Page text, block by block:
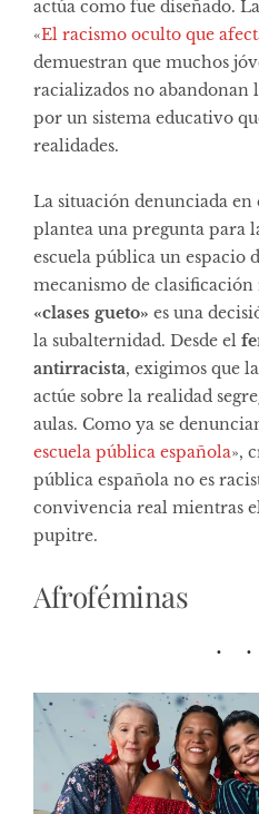
actúa como fue diseñado.
«El racismo oculto que
demuestran que muchos
racializados no abandonan
por un sistema educativo
realidades.
La situación denunciada en
plantea una pregunta para
escuela pública un espacio
mecanismo de clasificación
«clases gueto» es una
la subalternidad. Desde el
antirracista, exigimos que
actúe sobre la realidad
aulas. Como ya se
escuela pública española»,
pública española no es
convivencia real mientras
pupitre.
Afroféminas